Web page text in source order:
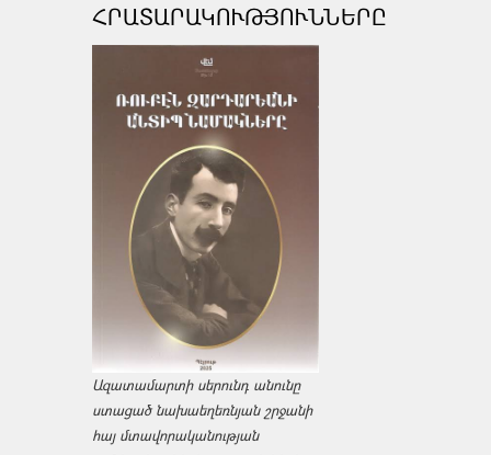
ՀՐԱՏԱՐԱԿՈՒԹՅՈՒՆՆԵՐԸ
Ազատամարտի սերունդ անունը
ստացած նախաեղեռնյան շրջանի
հայ մտավորականության